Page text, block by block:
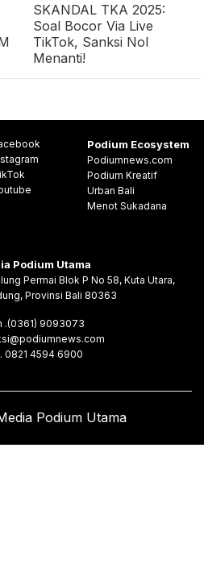
SKANDAL TKA 2025:
Soal Bocor Via Live
TikTok, Sanksi Nol
Menanti!
Podium Ecosystem
Podiumnews.com
Podium Kreatif
Urban Bali
Menot Sukadana
Podium Utama
Permai Blok P No 58, Kuta Utara,
Provinsi Bali 80363
.(0361) 9093073
0821 4594 6900
Podium Utama